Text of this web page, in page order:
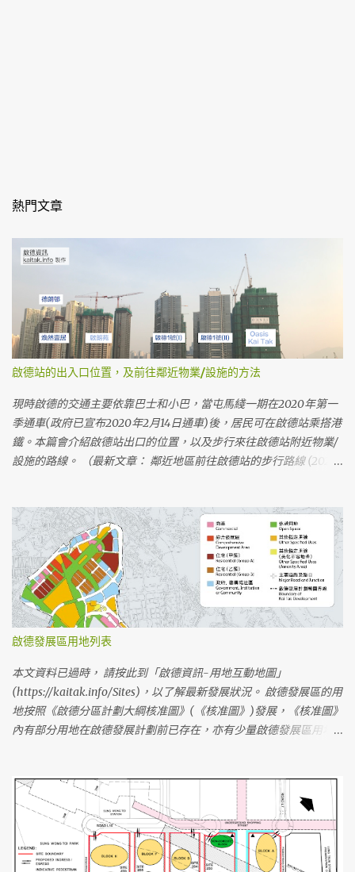
熱門文章
啟德站的出入口位置，及前往鄰近物業/設施的方法
現時啟德的交通主要依靠巴士和小巴，當屯馬綫一期在2020年第一
季通車(政府已宣布2020年2月14日通車)後，居民可在啟德站乘搭港
鐵。本篇會介紹啟德站出口的位置，以及步行來往啟德站附近物業/
設施的路線。 （最新文章： 鄰近地區前往啟德站的步行路線 (2020
站。車站設有三個地面出入口(A、B、D)，車站大堂的地底出口(C)
連接啟德地下購物街。 啟德站的地面出入口在啟德車站廣場內，A出
口在啟朗苑前方，D出口在Oasis Kai Tak前方，B出口在1F1住宅地前
方 啟德大道公園、啟德車站廣場落成前，前往啟德站的臨時步行路
線 啟德大道公園及啟德車站廣場在2020第一季屯馬綫一期通車時仍
未落成，港鐵及其他持分者已建造臨時行人通道予乘客使用(已於
2019年6月全段開放使用)。 啟德站車站小冊子的地圖 啟德站臨時行
人接駁通道及緊急車輛通道 (港鐵編製的工程平面圖) 啟德站臨時行
人接駁通道及緊急車輛通道 從 沐翠街 前往 A出口 - 鄰近物業/設
施： 啟晴邨、德朗邨、煥然壹居、晴朗商場、麗晶花園、聖公會聖
十架小學、保良局何壽南小學、文理書院(九龍) 啟德站A出口臨時行
人通道的走線(以黃色虛線標示) 臨時通道由沐翠街迴旋處起，沿煥
寰、嘉匯 從 高飛里北 前往 D出口 - 鄰近物業/設施： 龍譽、Oasis
Kai Tak 從 沐元街 前往 B出口 - 鄰近物業/設施： 工業貿易大樓、
Mikiki、譽港灣、景泰苑、采頤花園 將來啟德大道公園、啟德車站
廣場及其他設施落成後，前往啟德站的步行路線 從啟德大道公園附
近的住宅 前往啟德站A出口的步行路線 啟德大道公園內的有蓋行人
啟德發展區用地列表
本文資料已過時， 請按此到「啟德資訊-用地互動地圖」
(https://kaitak.info/Sites)，以了解最新發展狀況。 啟德發展區的用
地按照《啟德分區計劃大綱核准圖》(《核准圖》)發展，《核准圖》
內有部分用地在啟德發展計劃前已存在，亦有少量啟德發展區用地
途以顏色區分 《啟德分區計劃大綱核准圖》編號S/K22/6 《啟德分
區計劃大綱核准圖》編號S/K22/4 ，版本較舊，有部份用地規劃已變
更 由 S/K22/4 修訂至 S/K22/5 的變更 (附圖) 區內用地劃分成六個
區，以下是啟德發展區內大部分用地，並以編號排序： (由於政府沒
有公布整個分區的用地編號，因此不會列出本網誌不確定編號的用